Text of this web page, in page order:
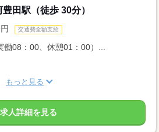
田駅（徒歩 30分）
交通費全額支給
08：00、休憩01：00）...
もっと見る
求人詳細を見る